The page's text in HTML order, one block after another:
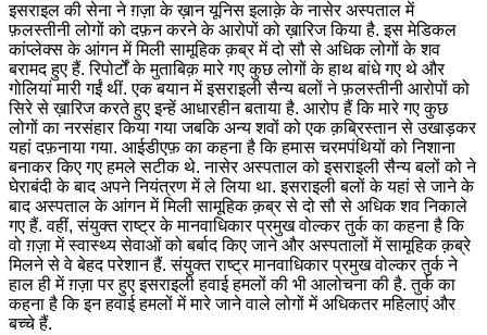
इसराइल की सेना ने ग़ज़ा के ख़ान यूनिस इलाक़े के नासेर अस्पताल में
फ़लस्तीनी लोगों को दफ़न करने के आरोपों को ख़ारिज किया है. इस मेडिकल
कांप्लेक्स के आंगन में मिली सामूहिक क़ब्र में दो सौ से अधिक लोगों के शव
बरामद हुए हैं. रिपोर्टों के मुताबिक़ मारे गए कुछ लोगों के हाथ बांधे गए थे और
गोलियां मारी गईं थीं. एक बयान में इसराइली सैन्य बलों ने फ़लस्तीनी आरोपों को
सिरे से ख़ारिज करते हुए इन्हें आधारहीन बताया है. आरोप हैं कि मारे गए कुछ
लोगों का नरसंहार किया गया जबकि अन्य शवों को एक क़ब्रिस्तान से उखाड़कर
यहां दफ़नाया गया. आईडीएफ़ का कहना है कि हमास चरमपंथियों को निशाना
बनाकर किए गए हमले सटीक थे. नासेर अस्पताल को इसराइली सैन्य बलों को ने
घेराबंदी के बाद अपने नियंत्रण में ले लिया था. इसराइली बलों के यहां से जाने के
बाद अस्पताल के आंगन में मिली सामूहिक क़ब्र से दो सौ से अधिक शव निकाले
गए हैं. वहीं, संयुक्त राष्ट्र के मानवाधिकार प्रमुख वोल्कर तुर्क का कहना है कि
वो ग़ज़ा में स्वास्थ्य सेवाओं को बर्बाद किए जाने और अस्पतालों में सामूहिक क़ब्रे
मिलने से वे बेहद परेशान हैं. संयुक्त राष्ट्र मानवाधिकार प्रमुख वोल्कर तुर्क ने
हाल ही में ग़ज़ा पर हुए इसराइली हवाई हमलों की भी आलोचना की है. तुर्क का
कहना है कि इन हवाई हमलों में मारे जाने वाले लोगों में अधिकतर महिलाएं और
बच्चे हैं.